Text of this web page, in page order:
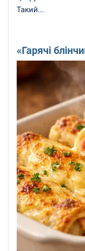
Такий...
«Гарячі